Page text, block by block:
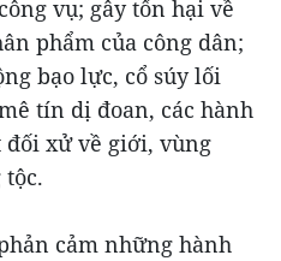
vụ; gây tổn hại về
phẩm của công dân;
bạo lực, cổ súy lối
tín dị đoan, các hành
xử về giới, vùng
cảm những hành